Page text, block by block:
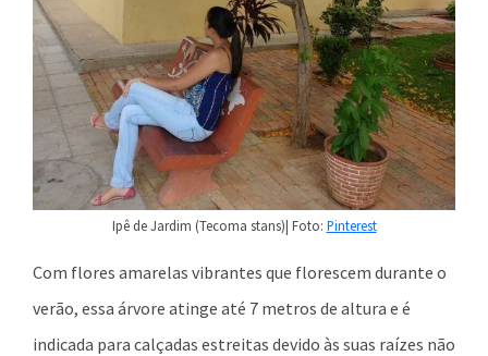
Ipê de Jardim (Tecoma stans)| Foto: Pinterest
Com flores amarelas vibrantes que florescem durante o
verão, essa árvore atinge até 7 metros de altura e é
indicada para calçadas estreitas devido às suas raízes não